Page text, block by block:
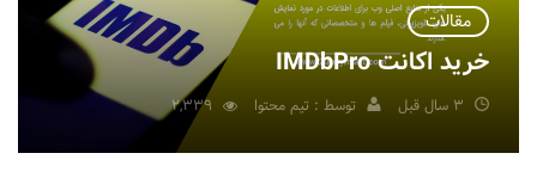
مقالات
خرید اکانت IMDbPro
3 سال قبل توسط : تیم محتوا